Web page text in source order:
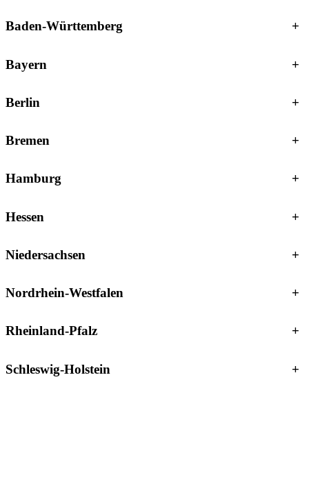
Baden-Württemberg +
Bayern +
Berlin +
Bremen +
Hamburg +
Hessen +
Niedersachsen +
Nordrhein-Westfalen +
Rheinland-Pfalz +
Schleswig-Holstein +